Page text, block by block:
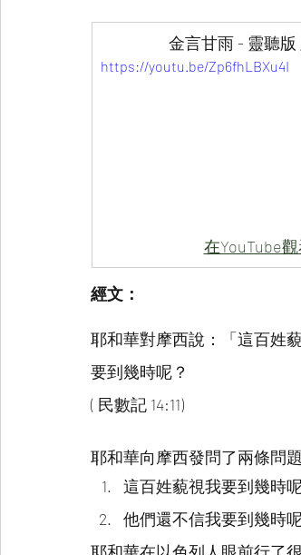
金言甘雨 - 靈聽版
https://youtu.be/Zp6fhLBXu4I
在YouTube
經文：
耶和華對摩西說：「這百姓
要到幾時呢？
( 民數記 14:11)
耶和華向摩西發問了兩條問題
這百姓藐視我要到幾時
他們還不信我要到幾時